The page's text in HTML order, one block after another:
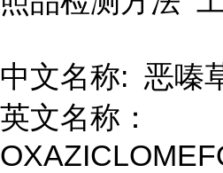
中文名称: 恶嗪
英文名称：